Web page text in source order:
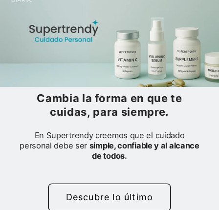
Cambia la forma en que te
cuidas, para siempre.
En Supertrendy creemos que el cuidado
personal debe ser simple, confiable y al alcance
de todos.
Descubre lo último